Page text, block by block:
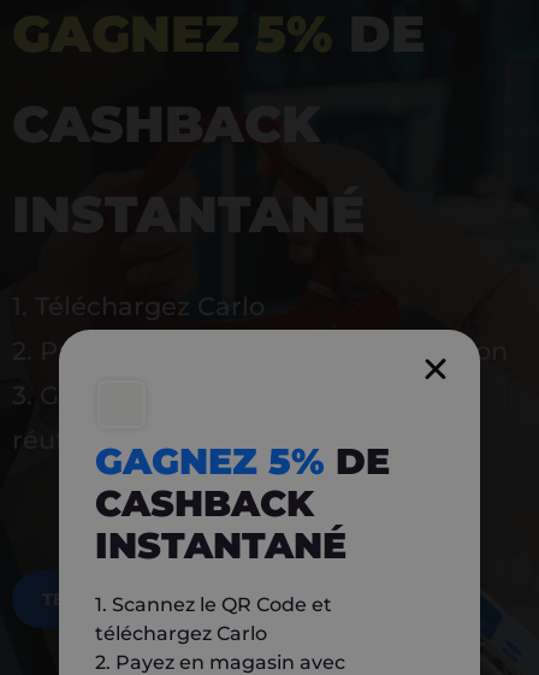
GAGNEZ 5% DE
CASHBACK
INSTANTANÉ
1. Téléchargez Carlo
2. Payez en magasin avec l’application
3. Gagnez instantanément 5 % à
réutiliser
TÉLÉCHARGEZ MAINTENANT
GAGNEZ 5% DE
CASHBACK
INSTANTANÉ
1. Scannez le QR Code et
téléchargez Carlo
2. Payez en magasin avec